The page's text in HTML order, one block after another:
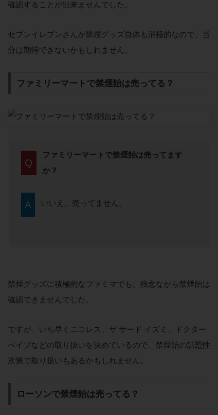
確認することが出来ませんでした。
セブンイレブンさんが禁煙グッズ自体も消極的なので、当
分は期待できないかもしれません。
ファミリーマートで禁煙飴は売ってる？
Q
ファミリーマートで禁煙飴は売ってます
か？
A いいえ、売ってません。
禁煙グッズに積極的なファミマでも、残念ながら禁煙飴は
確認できませんでした。
ですが、いち早くニコレス、ザ サード イズミ、ドクター
べイプなどの取り扱いを決めているので、禁煙飴の話題性
次第で取り扱いもあるかもしれません。
ローソンで禁煙飴は売ってる？